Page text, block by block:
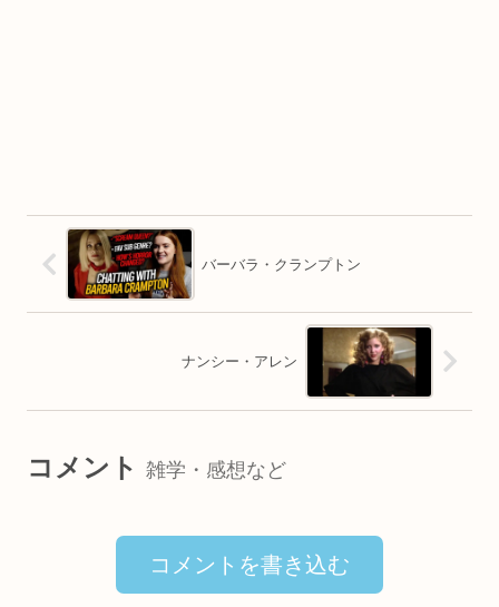
バーバラ・クランプトン
ナンシー・アレン
コメント 雑学・感想など
コメントを書き込む